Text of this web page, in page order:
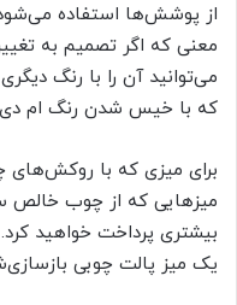
از پوشش‌ها استفاده
معنی که اگر تصمیم به
می‌توانید آن را با رنگ
که با خیس شدن رنگ ام دی
برای میزی که با
میزهایی که از چوب خالص
بیشتری پرداخت خواهید کرد.
یک میز پالت چوبی